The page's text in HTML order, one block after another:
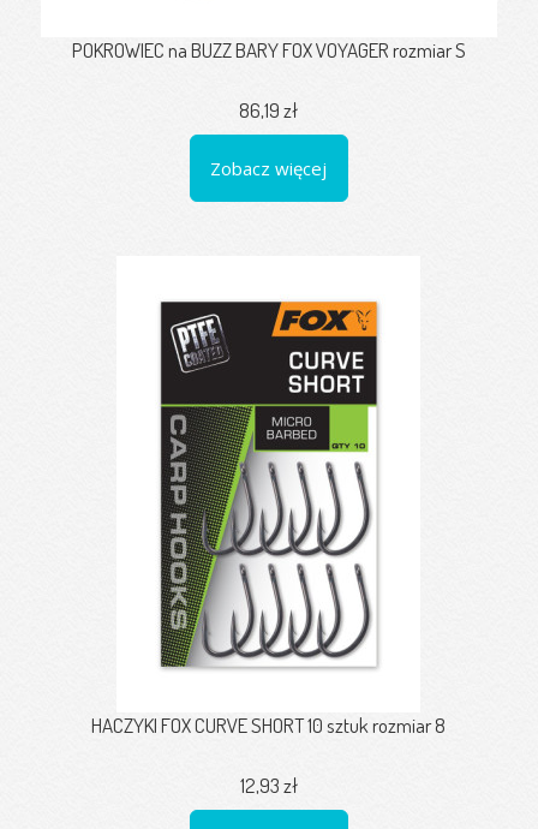
POKROWIEC na BUZZ BARY FOX VOYAGER rozmiar S
86,19 zł
Zobacz więcej
HACZYKI FOX CURVE SHORT 10 sztuk rozmiar 8
12,93 zł